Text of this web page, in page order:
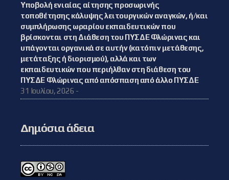
Υποβολή ενιαίας αίτησης προσωρινής
τοποθέτησης κάλυψης λειτουργικών αναγκών, ή/και
συμπλήρωσης ωραρίου εκπαιδευτικών που
βρίσκονται στη Διάθεση του ΠΥΣΔΕ Φλώρινας και
υπάγονται οργανικά σε αυτήν (κατόπιν μετάθεσης,
μετάταξης ή διορισμού), αλλά και των
εκπαιδευτικών που περιήλθαν στη διάθεση του
ΠΥΣΔΕ Φλώρινας από απόσπαση από άλλο ΠΥΣΔΕ
31 Ιουλίου, 2026 -
Δημόσια άδεια